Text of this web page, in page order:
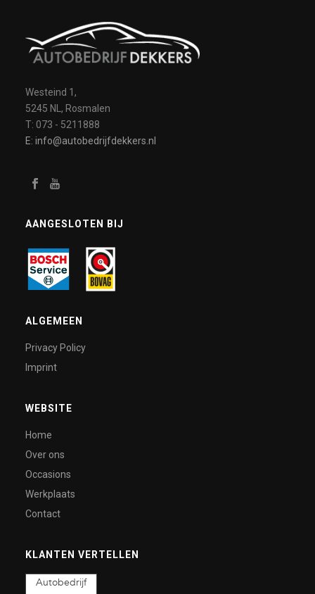
Westeind 1,
5245 NL, Rosmalen
T: 073 - 5211888
E: info@autobedrijfdekkers.nl
AANGESLOTEN BIJ
ALGEMEEN
Privacy Policy
Imprint
WEBSITE
Home
Over ons
Occasions
Werkplaats
Contact
KLANTEN VERTELLEN
Autobedrijf